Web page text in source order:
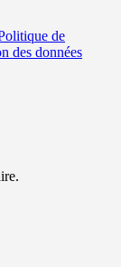
de
des données